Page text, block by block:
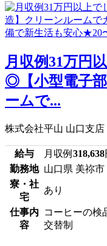
月収例31万円
◎【小型電子
ームで...
株式会社平山 山口支店
給与 月収例 318,638
勤務地 山口県 美祢市
寮・社
宅
あり
仕事内
容
コーヒーの検
交替制